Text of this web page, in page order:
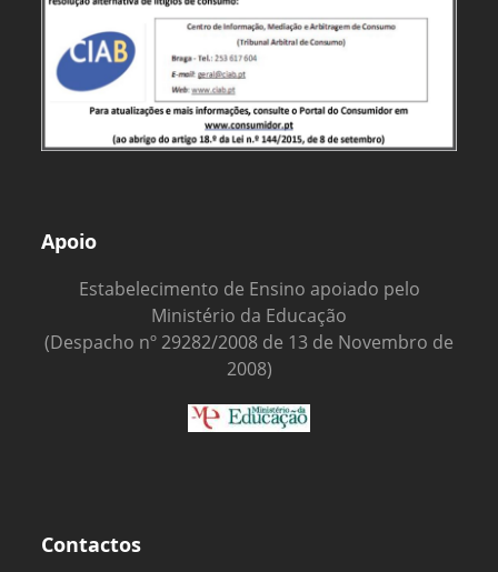
Apoio
Estabelecimento de Ensino apoiado pelo
Ministério da Educação
(Despacho nº 29282/2008 de 13 de Novembro de
2008)
Contactos